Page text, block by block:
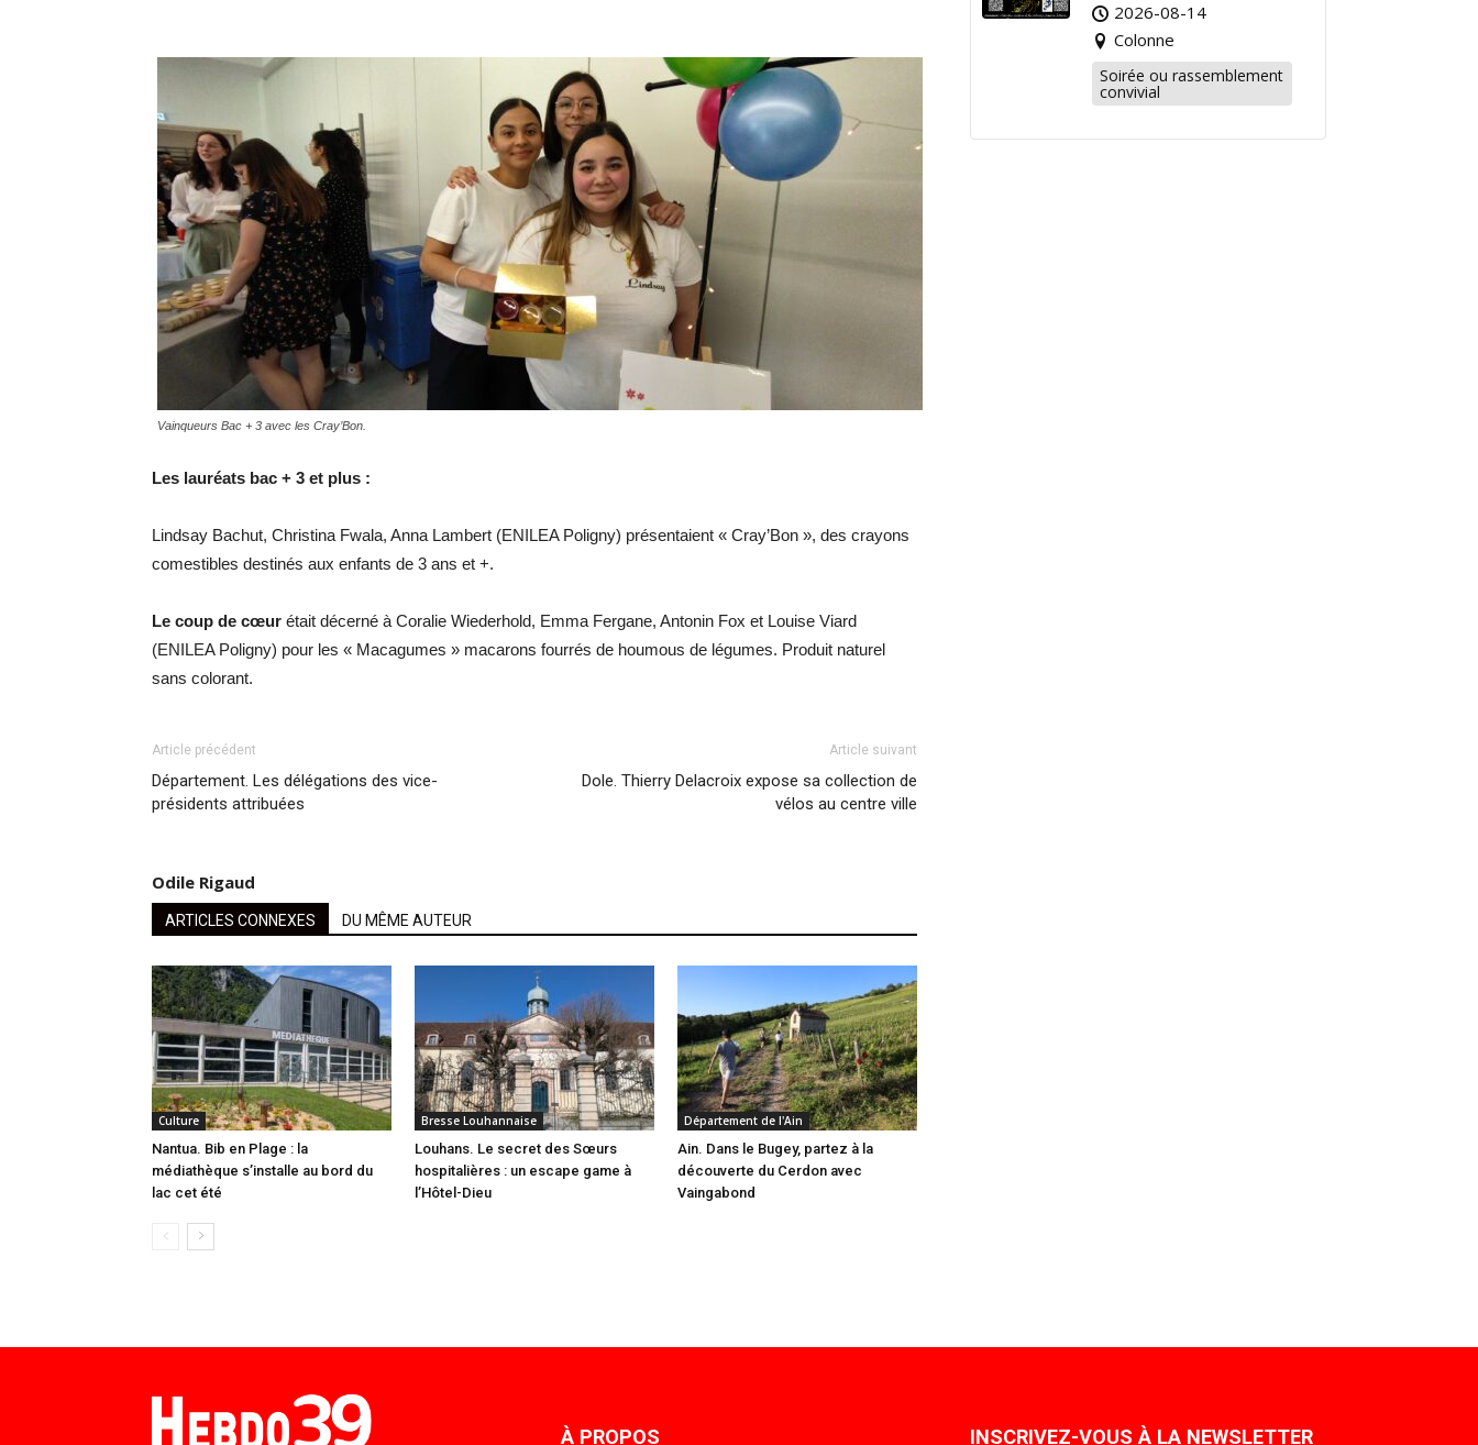
Vainqueurs Bac + 3 avec les Cray’Bon.
Les lauréats bac + 3 et plus :
Lindsay Bachut, Christina Fwala, Anna Lambert (ENILEA Poligny) présentaient « Cray’Bon », des crayons
comestibles destinés aux enfants de 3 ans et +.
Le coup de cœur était décerné à Coralie Wiederhold, Emma Fergane, Antonin Fox et Louise Viard
(ENILEA Poligny) pour les « Macagumes » macarons fourrés de houmous de légumes. Produit naturel
sans colorant.
Article précédent
Département. Les délégations des vice-
présidents attribuées
Article suivant
Dole. Thierry Delacroix expose sa collection de
vélos au centre ville
Odile Rigaud
ARTICLES CONNEXES DU MÊME AUTEUR
Culture
Nantua. Bib en Plage : la
médiathèque s’installe au bord du
lac cet été
Bresse Louhannaise
Louhans. Le secret des Sœurs
hospitalières : un escape game à
l’Hôtel-Dieu
Département de l'Ain
Ain. Dans le Bugey, partez à la
découverte du Cerdon avec
Vaingabond
2026-08-14
Colonne
Soirée ou rassemblement
convivial